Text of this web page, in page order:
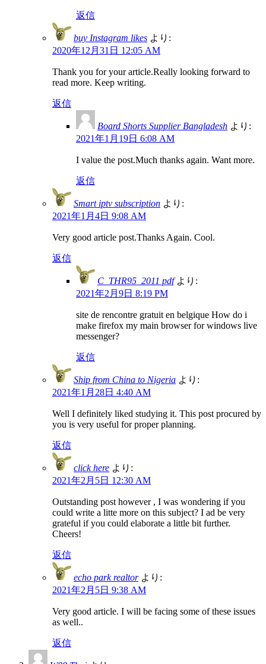
返信
buy Instagram likes より:
2020年12月31日 12:05 AM
Thank you for your article.Really looking forward to
read more. Keep writing.
返信
Board Shorts Supplier Bangladesh より:
2021年1月19日 6:08 AM
I value the post.Much thanks again. Want more.
返信
Smart iptv subscription より:
2021年1月4日 9:08 AM
Very good article post.Thanks Again. Cool.
返信
C_THR95_2011 pdf より:
2021年2月9日 8:19 PM
site de rencontre gratuit en belgique How do i
make firefox my main browser for windows live
messenger?
返信
Ship from China to Nigeria より:
2021年1月28日 4:40 AM
Well I definitely liked studying it. This post procured by
you is very useful for proper planning.
返信
click here より:
2021年2月5日 12:30 AM
Outstanding post however , I was wondering if you
could write a litte more on this subject? I ad be very
grateful if you could elaborate a little bit further.
Cheers!
返信
echo park realtor より:
2021年2月5日 9:38 AM
Very good article. I will be facing some of these issues
as well..
返信